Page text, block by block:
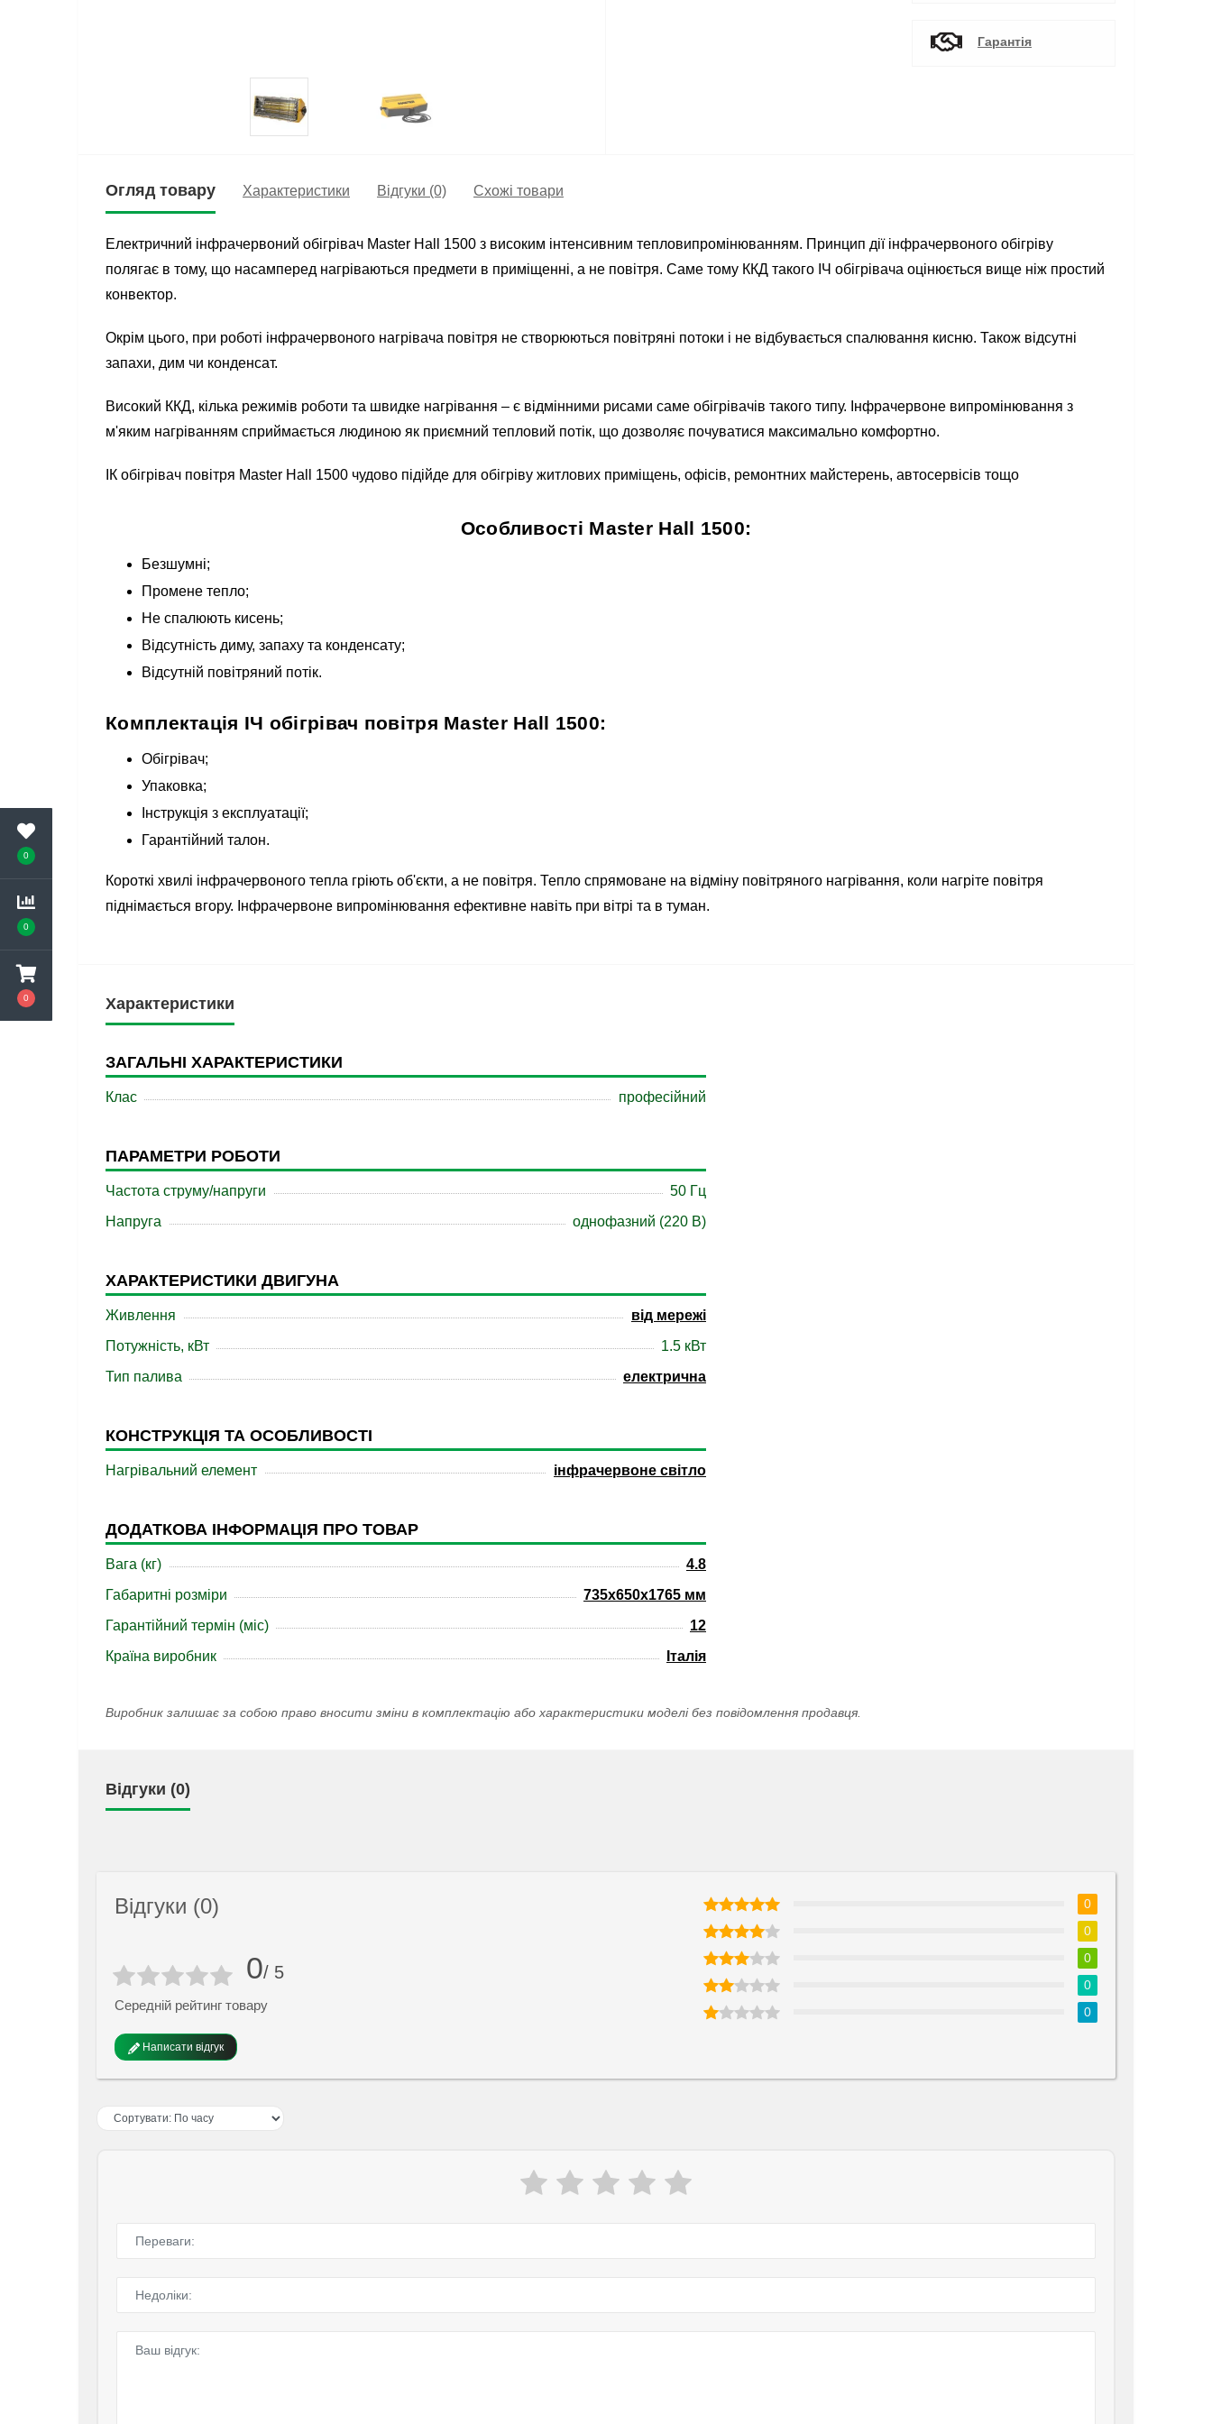
0
0
0
Гарантія
Огляд товару Характеристики Відгуки (0) Схожі товари
Електричний інфрачервоний обігрівач Master Hall 1500 з високим інтенсивним тепловипромінюванням. Принцип дії інфрачервоного обігріву
полягає в тому, що насамперед нагріваються предмети в приміщенні, а не повітря. Саме тому ККД такого ІЧ обігрівача оцінюється вище ніж простий
конвектор.
Окрім цього, при роботі інфрачервоного нагрівача повітря не створюються повітряні потоки і не відбувається спалювання кисню. Також відсутні
запахи, дим чи конденсат.
Високий ККД, кілька режимів роботи та швидке нагрівання – є відмінними рисами саме обігрівачів такого типу. Інфрачервоне випромінювання з
м'яким нагріванням сприймається людиною як приємний тепловий потік, що дозволяє почуватися максимально комфортно.
ІК обігрівач повітря Master Hall 1500 чудово підійде для обігріву житлових приміщень, офісів, ремонтних майстерень, автосервісів тощо
Особливості Master Hall 1500:
Безшумні;
Промене тепло;
Не спалюють кисень;
Відсутність диму, запаху та конденсату;
Відсутній повітряний потік.
Комплектація ІЧ обігрівач повітря Master Hall 1500:
Обігрівач;
Упаковка;
Інструкція з експлуатації;
Гарантійний талон.
Короткі хвилі інфрачервоного тепла гріють об'єкти, а не повітря. Тепло спрямоване на відміну повітряного нагрівання, коли нагріте повітря
піднімається вгору. Інфрачервоне випромінювання ефективне навіть при вітрі та в туман.
Характеристики
ЗАГАЛЬНІ ХАРАКТЕРИСТИКИ
Клас професійний
ПАРАМЕТРИ РОБОТИ
Частота струму/напруги
50 Гц
Напруга
однофазний (220 В)
ХАРАКТЕРИСТИКИ ДВИГУНА
Живлення
від мережі
Потужність, кВт
1.5 кВт
Тип палива
електрична
КОНСТРУКЦІЯ ТА ОСОБЛИВОСТІ
Нагрівальний елемент інфрачервоне світло
ДОДАТКОВА ІНФОРМАЦІЯ ПРО ТОВАР
Вага (кг)
4.8
Габаритні розміри
735x650x1765 мм
Гарантійний термін (міс)
12
Країна виробник
Італія
Виробник залишає за собою право вносити зміни в комплектацію або характеристики моделі без повідомлення продавця.
Відгуки (0)
Відгуки (0)
0/ 5
Середній рейтинг товару
Написати відгук
0
0
0
0
0